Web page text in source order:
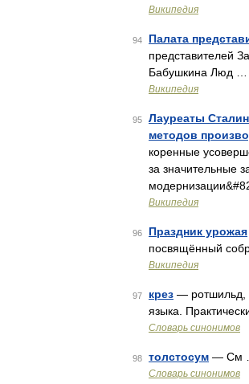
Википедия
94 Палата
представителей
Бабушкина Люд …
Википедия
95
Лауреаты
методов
коренные
за значительные
Википедия
96 Праздник урожая
посвящённый
Википедия
97 крез — ротшильд,
языка.
Словарь синонимов
98 толстосум — См
Словарь синонимов